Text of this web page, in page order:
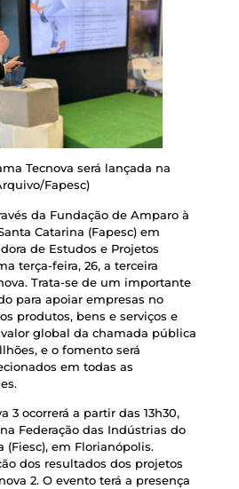
Tecnova será lançada na
Fapesc)
da Fundação de Amparo à
Catarina (Fapesc) em
de Estudos e Projetos
terça-feira, 26, a terceira
Trata-se de um importante
para apoiar empresas no
produtos, bens e serviços e
global da chamada pública
e o fomento será
em todas as
3 ocorrerá a partir das 13h30,
Federação das Indústrias do
(Fiesc), em Florianópolis.
dos resultados dos projetos
2. O evento terá a presença